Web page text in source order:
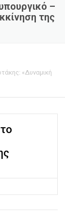
–
της
«Δυναμική